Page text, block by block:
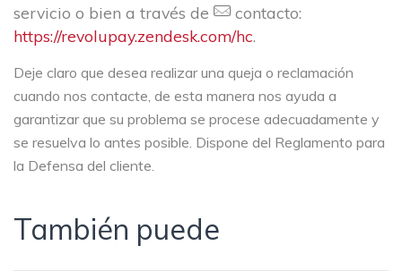
servicio o bien a través de
contacto:
https://revolupay.zendesk.com/hc.
Deje claro que desea realizar una queja o reclamación
cuando nos contacte, de esta manera nos ayuda a
garantizar que su problema se procese adecuadamente y
se resuelva lo antes posible. Dispone del Reglamento para
la Defensa del cliente.
También puede